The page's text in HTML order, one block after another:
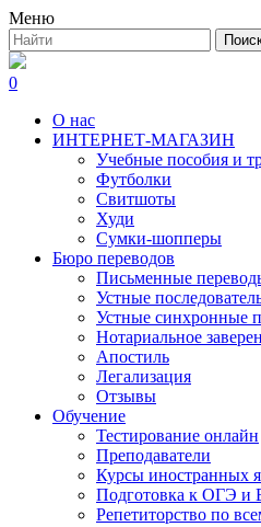
Меню
0
О нас
ИНТЕРНЕТ-МАГАЗИН
Учебные пособия и
Футболки
Свитшоты
Худи
Сумки-шопперы
Бюро переводов
Письменные
Устные
Устные синхронные
Нотариальное
Апостиль
Легализация
Отзывы
Обучение
Тестирование онлайн
Преподаватели
Курсы иностранных
Подготовка к ОГЭ и
Репетиторство по